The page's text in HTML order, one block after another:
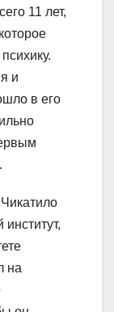
11 лет,
и
в его
на